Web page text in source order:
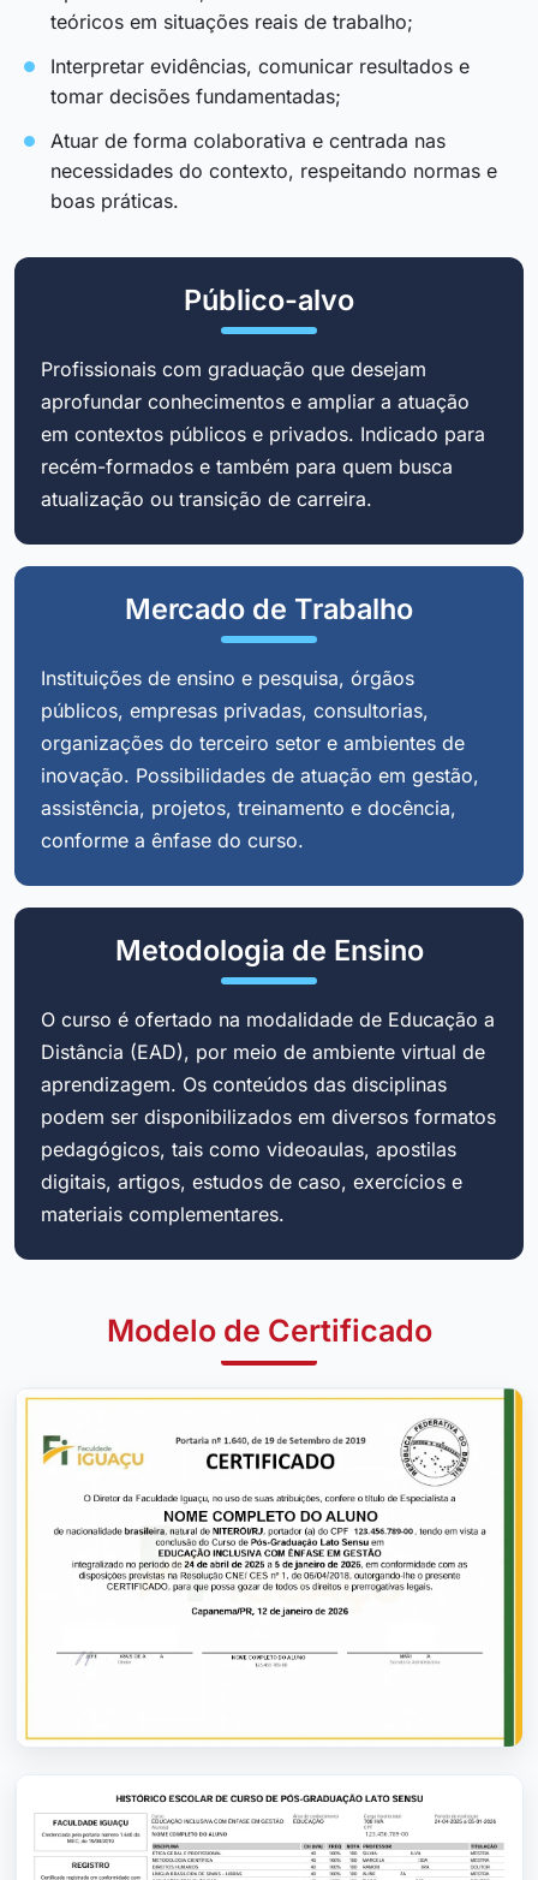
teóricos em situações reais de trabalho;
Interpretar evidências, comunicar resultados e
tomar decisões fundamentadas;
Atuar de forma colaborativa e centrada nas
necessidades do contexto, respeitando normas e
boas práticas.
Público-alvo
Profissionais com graduação que desejam
aprofundar conhecimentos e ampliar a atuação
em contextos públicos e privados. Indicado para
recém-formados e também para quem busca
atualização ou transição de carreira.
Mercado de Trabalho
Instituições de ensino e pesquisa, órgãos
públicos, empresas privadas, consultorias,
organizações do terceiro setor e ambientes de
inovação. Possibilidades de atuação em gestão,
assistência, projetos, treinamento e docência,
conforme a ênfase do curso.
Metodologia de Ensino
O curso é ofertado na modalidade de Educação a
Distância (EAD), por meio de ambiente virtual de
aprendizagem. Os conteúdos das disciplinas
podem ser disponibilizados em diversos formatos
pedagógicos, tais como videoaulas, apostilas
digitais, artigos, estudos de caso, exercícios e
materiais complementares.
Modelo de Certificado